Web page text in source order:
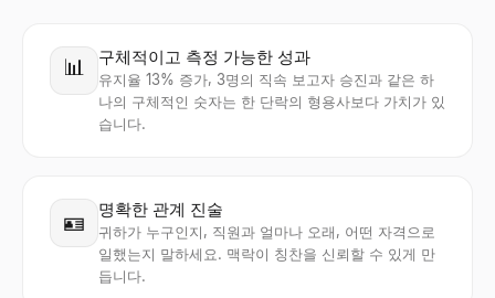
📊 구체적이고 측정 가능한 성과
유지율 13% 증가, 3명의 직속 보고자 승진과 같은 하
나의 구체적인 숫자는 한 단락의 형용사보다 가치가 있
습니다.
🪪
명확한 관계 진술
귀하가 누구인지, 직원과 얼마나 오래, 어떤 자격으로
일했는지 말하세요. 맥락이 칭찬을 신뢰할 수 있게 만
듭니다.